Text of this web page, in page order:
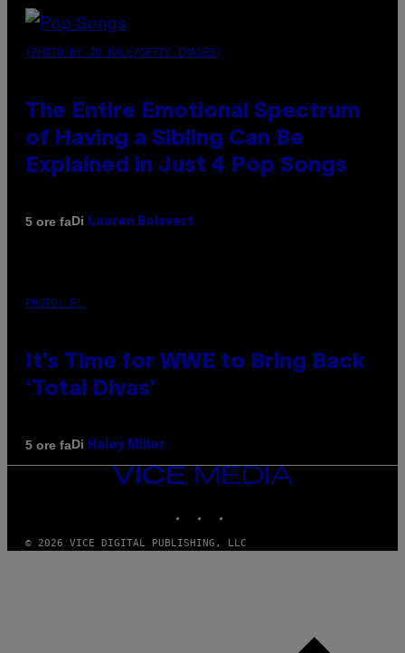
(PHOTO BY JO HALE/GETTY IMAGES)
The Entire Emotional Spectrum
of Having a Sibling Can Be
Explained in Just 4 Pop Songs
5 ore faDi Lauren Boisvert
PHOTO: E!
It’s Time for WWE to Bring Back
‘Total Divas’
5 ore faDi Haley Miller
VICE
MEDIA
© 2026 VICE DIGITAL PUBLISHING, LLC